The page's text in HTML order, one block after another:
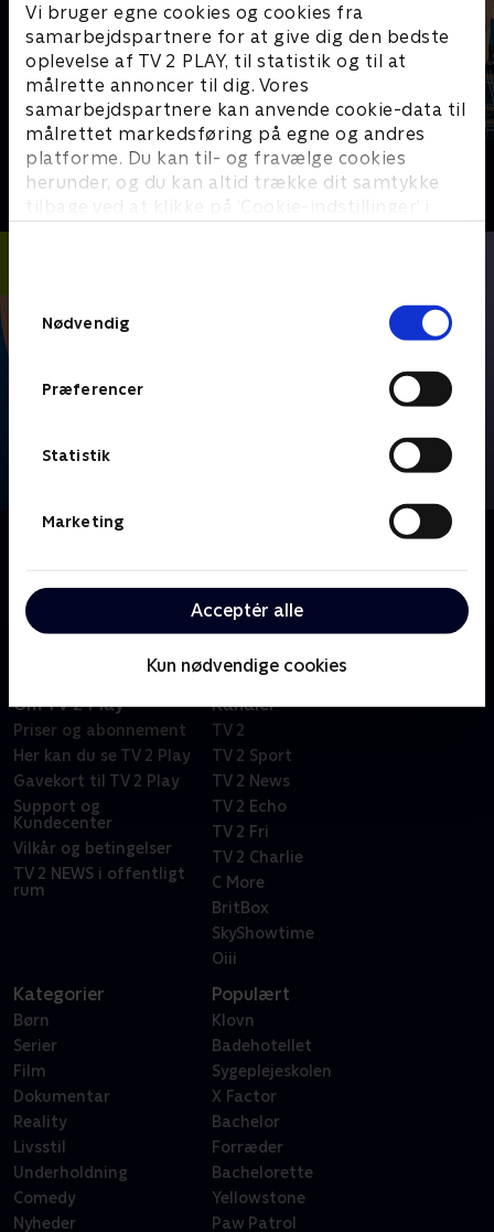
Vi bruger egne cookies og cookies fra
samarbejdspartnere for at give dig den bedste
oplevelse af TV 2 PLAY, til statistik og til at
målrette annoncer til dig. Vores
samarbejdspartnere kan anvende cookie-data til
målrettet markedsføring på egne og andres
platforme. Du kan til- og fravælge cookies
herunder, og du kan altid trække dit samtykke
tilbage ved at klikke på ’Cookie-indstillinger’ i
Nødvendig
Præferencer
Statistik
Marketing
Acceptér alle
Kun nødvendige cookies
Sport Fokus
Sport
PLAYER
Fodbold
Mexico, USA og Canada.
Om TV 2 Play
Priser og abonnement
Her kan du se TV 2 Play
Gavekort til TV 2 Play
Support og
Kundecenter
Vilkår og betingelser
TV 2 NEWS i offentligt
rum
Kanaler
TV 2
TV 2 Sport
TV 2 News
TV 2 Echo
TV 2 Fri
TV 2 Charlie
C More
BritBox
SkyShowtime
Oiii
Kategorier
Børn
Serier
Film
Dokumentar
Reality
Livsstil
Underholdning
Comedy
Nyheder
Populært
Klovn
Badehotellet
Sygeplejeskolen
X Factor
Bachelor
Forræder
Bachelorette
Yellowstone
Paw Patrol